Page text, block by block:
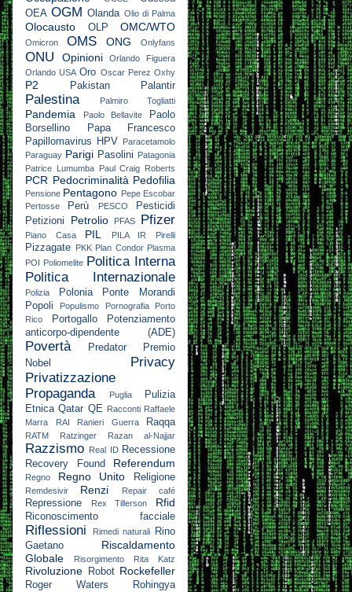
OEA OGM Olanda Olio di Palma
Olocausto OLP OMC/WTO
Omicron OMS ONG Onlyfans
ONU Opinioni
Orlando Figuera
Orlando USA Oro Oscar Perez Oxhy
P2 Pakistan Palantir
Palestina Palmiro Togliatti
Pandemia Paolo Bellavite
Paolo
Borsellino
Papa Francesco
Papillomavirus HPV
Paracetamolo
Paraguay Parigi Pasolini Patagonia
Patrice Lumumba
Paul Craig Roberts
PCR Pedocriminalità Pedofilia
Pensione Pentagono Pepe Escobar
Pertosse
Perù PESCO
Pesticidi
Petizioni
Petrolio PFAS Pfizer
Piano Casa PIL PILA IR Pirelli
Pizzagate PKK Plan Condor Plasma
POI Poliomelite Politica Interna
Politica Internazionale
Polizia Polonia
Ponte Morandi
Popoli
Populismo Pornografia
Porto
Rico
Portogallo
Potenziamento
anticorpo-dipendente (ADE)
Povertà Predator
Premio
Nobel
Privacy
Privatizzazione
Propaganda
Puglia
Pulizia
Etnica Qatar QE Racconti Raffaele
Marra
RAI Ranieri Guerra Raqqa
RATM Ratzinger Razan al-Najjar
Razzismo Real ID Recessione
Recovery Found
Referendum
Regno Regno Unito Religione
Remdesivir Renzi Repair café
Repressione Rex Tillerson Rfid
Riconoscimento facciale
Riflessioni Rimedi naturali
Rino
Gaetano
Riscaldamento
Globale
Risorgimento Rita Katz
Rivoluzione Robot Rockefeller
Roger Waters
Rohingya